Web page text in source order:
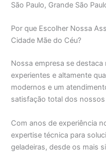
São Paulo, Grande São
Por que Escolher Nossa
Cidade Mãe do Céu?
Nossa empresa se
experientes e altamente
modernos e um
satisfação total dos
Com anos de experiência
expertise técnica para
geladeiras, desde os mais